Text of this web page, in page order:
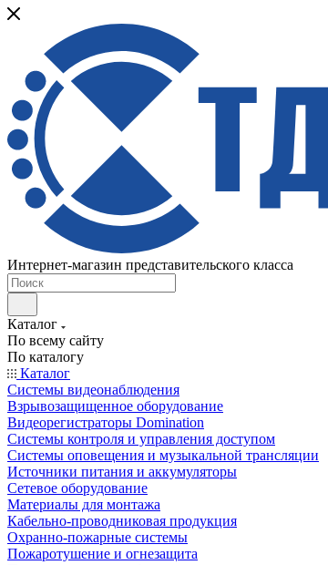
Интернет-магазин представительского класса
Каталог
По всему сайту
По каталогу
Каталог
Системы видеонаблюдения
Взрывозащищенное оборудование
Видеорегистраторы Domination
Системы контроля и управления доступом
Системы оповещения и музыкальной трансляции
Источники питания и аккумуляторы
Сетевое оборудование
Материалы для монтажа
Кабельно-проводниковая продукция
Охранно-пожарные системы
Пожаротушение и огнезащита